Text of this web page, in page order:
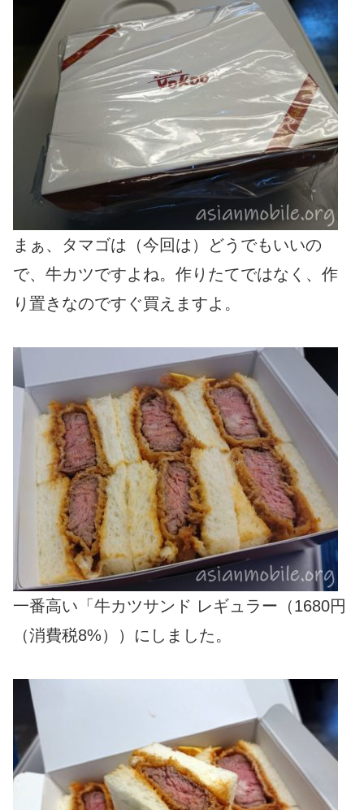
まぁ、タマゴは（今回は）どうでもいいの
で、牛カツですよね。作りたてではなく、作
り置きなのですぐ買えますよ。
一番高い「牛カツサンド レギュラー（1680円
（消費税8%））にしました。